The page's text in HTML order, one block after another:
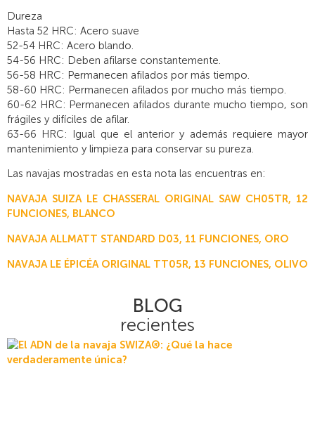
Dureza
Hasta 52 HRC: Acero suave
52-54 HRC: Acero blando.
54-56 HRC: Deben afilarse constantemente.
56-58 HRC: Permanecen afilados por más tiempo.
58-60 HRC: Permanecen afilados por mucho más tiempo.
60-62 HRC: Permanecen afilados durante mucho tiempo, son
frágiles y difíciles de afilar.
63-66 HRC: Igual que el anterior y además requiere mayor
mantenimiento y limpieza para conservar su pureza.
Las navajas mostradas en esta nota las encuentras en:
NAVAJA SUIZA LE CHASSERAL ORIGINAL SAW CH05TR, 12
FUNCIONES, BLANCO
NAVAJA ALLMATT STANDARD D03, 11 FUNCIONES, ORO
NAVAJA LE ÉPICÉA ORIGINAL TT05R, 13 FUNCIONES, OLIVO
BLOG
recientes